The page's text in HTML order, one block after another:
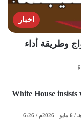
اخبار
وطريقة أداء
White House insists
الأربعاء - 19 ذو القعدة - 1447هـ / 6 مايو - 2026م / 6:26